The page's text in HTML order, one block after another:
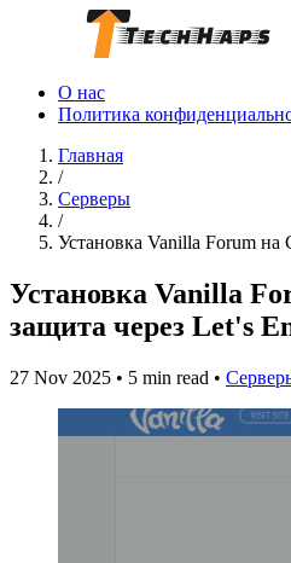
О нас
Политика
Главная
/
Серверы
/
Установка Vanilla Forum на
Установка Vanilla
защита через Let's
27 Nov 2025 • 5 min read •